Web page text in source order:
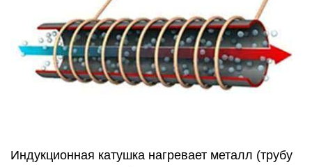
Индукционная катушка нагревает металл (трубу